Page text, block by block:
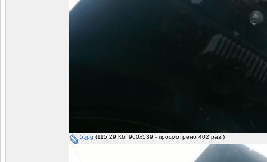
5.jpg (115.29 Кб, 960x539 - просмотрено 402 раз.)